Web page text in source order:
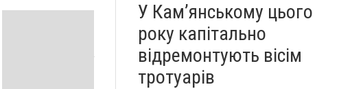
У Кам’янському цього
року капітально
відремонтують вісім
тротуарів